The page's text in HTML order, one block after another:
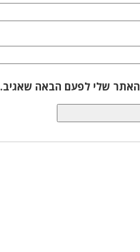
שלי לפעם הבאה שאגיב.